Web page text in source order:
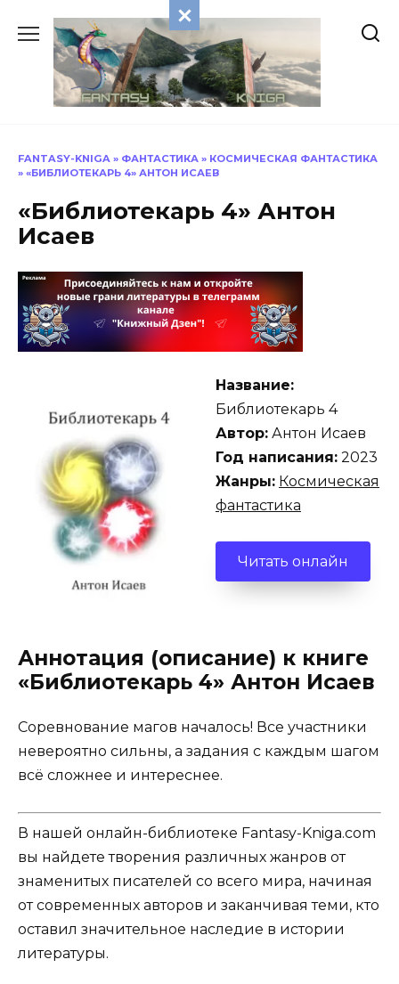
содержанию
FANTASY-KNIGA » ФАНТАСТИКА » КОСМИЧЕСКАЯ ФАНТАСТИКА
» «БИБЛИОТЕКАРЬ 4» АНТОН ИСАЕВ
«Библиотекарь 4» Антон
Исаев
Название:
Библиотекарь 4
Автор: Антон Исаев
Год написания: 2023
Жанры: Космическая
фантастика
Читать онлайн
Аннотация (описание) к книге
«Библиотекарь 4» Антон Исаев
Соревнование магов началось! Все участники
невероятно сильны, а задания с каждым шагом
всё сложнее и интереснее.
В нашей онлайн-библиотеке Fantasy-Kniga.com
вы найдете творения различных жанров от
знаменитых писателей со всего мира, начиная
от современных авторов и заканчивая теми, кто
оставил значительное наследие в истории
литературы.